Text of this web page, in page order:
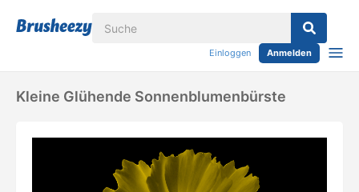
Einloggen Anmelden
Kleine Glühende Sonnenblumenbürste